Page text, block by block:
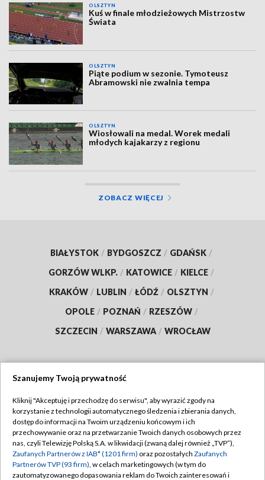
OLSZTYN
Kuś w finale młodzieżowych Mistrzostw
Świata
OLSZTYN
Piąte podium w sezonie. Tymoteusz
Abramowski nie zwalnia tempa
OLSZTYN
Wiosłowali na medal. Worek medali
młodych kajakarzy z regionu
ZOBACZ WIĘCEJ
BIAŁYSTOK / BYDGOSZCZ / GDAŃSK /
GORZÓW WLKP. / KATOWICE / KIELCE /
KRAKÓW / LUBLIN / ŁÓDŹ / OLSZTYN /
OPOLE / POZNAŃ / RZESZÓW /
SZCZECIN / WARSZAWA / WROCŁAW
TVP
Abonament TVP
Emisja w TVP
Centrum informacji TVP
Regulamin TVP
Polityka prywatności
Moje zgody
Szanujemy Twoją prywatność
Kliknij "Akceptuję i przechodzę do serwisu", aby wyrazić zgody na
korzystanie z technologii automatycznego śledzenia i zbierania danych,
dostęp do informacji na Twoim urządzeniu końcowym i ich
przechowywanie oraz na przetwarzanie Twoich danych osobowych przez
nas, czyli Telewizję Polską S.A. w likwidacji (zwaną dalej również „TVP”),
Zaufanych Partnerów z IAB* (1201 firm) oraz pozostałych Zaufanych
Partnerów TVP (93 firm), w celach marketingowych (w tym do
zautomatyzowanego dopasowania reklam do Twoich zainteresowań i